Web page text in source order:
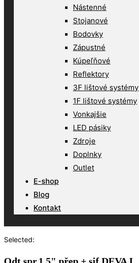
Nástenné
Stojanové
Bodovky
Zápustné
Kúpeľňové
Reflektory
3F lištové systémy
1F lištové systémy
Vonkajšie
LED pásiky
Zdroje
Doplnky
Outlet
E-shop
Blog
Kontakt
Selected:
Odt.spr.1,5" přep.+ sif.DEVA I